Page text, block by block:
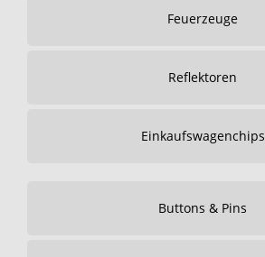
Feuerzeuge
Reflektoren
Einkaufswagenchips
Buttons & Pins